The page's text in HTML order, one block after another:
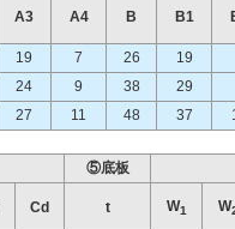
A3 A4 B B1
19 7 26
19
24 9 38
29
27 11 48 37
⑤底板
Cd t W1 W